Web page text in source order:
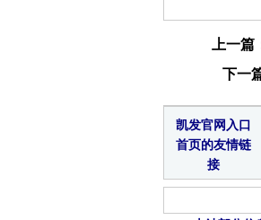
上一
下一
凯发官网入口
首页的友情链
接